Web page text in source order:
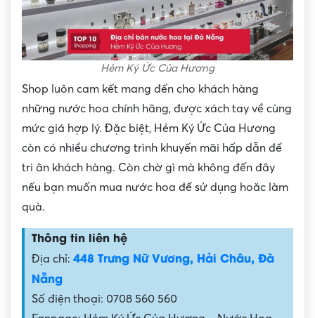
Hẻm Ký Ức Của Hương
Shop luôn cam kết mang đến cho khách hàng
những nước hoa chính hãng, được xách tay về cùng
mức giá hợp lý. Đặc biệt, Hẻm Ký Ức Của Hương
còn có nhiều chương trình khuyến mãi hấp dẫn để
tri ân khách hàng. Còn chờ gì mà không đến đây
nếu bạn muốn mua nước hoa để sử dụng hoăc làm
quà.
Thông tin liên hệ
Địa chỉ: 448 Trưng Nữ Vương, Hải Châu, Đà
Nẵng
Số điện thoại: 0708 560 560